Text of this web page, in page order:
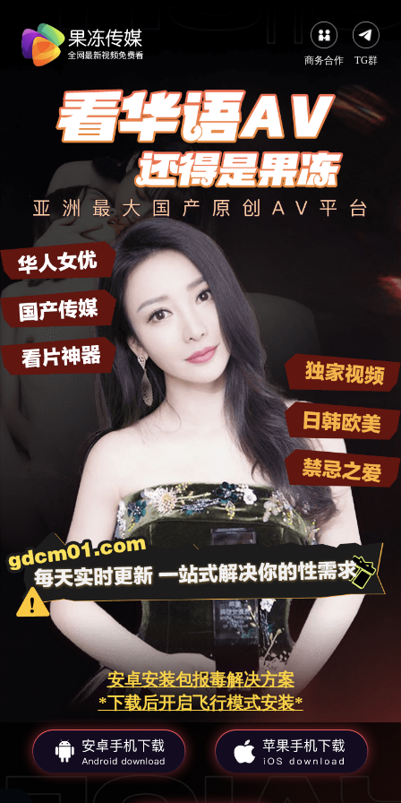
商务合作 TG群
安卓安装包报毒解决方案
*下载后开启飞行模式安装*